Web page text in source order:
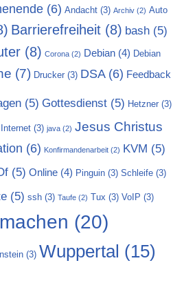
(6) Andacht (3) Archiv (2) Auto
Barrierefreiheit (8) bash (5)
(8) Corona (2) Debian (4) Debian
(7) Drucker (3) DSA(6) Feedback
(5) Gottesdienst (5) Hetzner (3)
Internet (3) java (2) Jesus Christus
(6) Konfirmandenarbeit (2) KVM (5)
(5) Online (4) Pinguin (3) Schleife (3)
(5) ssh (3) Taufe (2) Tux (3) VoIP (3)
(20)
(3) Wuppertal (15)